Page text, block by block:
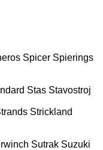
Spicer Spierings
Stas Stavostroj
Strickland
Sutrak Suzuki